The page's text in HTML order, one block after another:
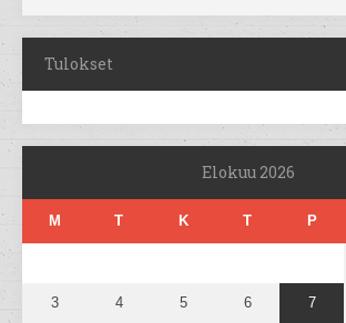
Tulokset
Elokuu 2026
M T K T P
3 4 5 6 7